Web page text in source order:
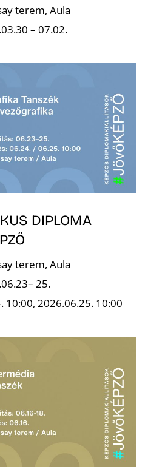
terem, Aula
– 07.02.
DIPLOMA
terem, Aula
25.
10:00, 2026.06.25. 10:00